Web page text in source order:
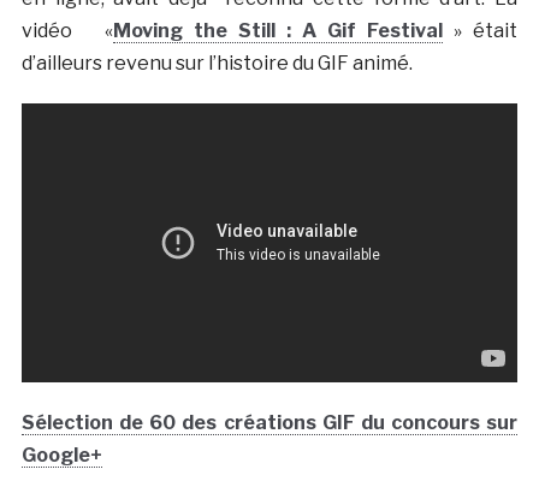
vidéo «Moving the Still : A Gif Festival
» était
d’ailleurs revenu sur l’histoire du GIF animé.
Sélection de 60 des créations GIF du concours sur
Google+